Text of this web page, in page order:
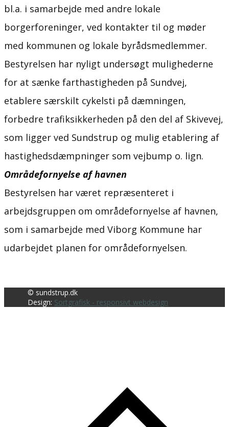
bl.a. i samarbejde med andre lokale
borgerforeninger, ved kontakter til og møder
med kommunen og lokale byrådsmedlemmer.
Bestyrelsen har nyligt undersøgt mulighederne
for at sænke farthastigheden på Sundvej,
etablere særskilt cykelsti på dæmningen,
forbedre trafiksikkerheden på den del af Skivevej,
som ligger ved Sundstrup og mulig etablering af
hastighedsdæmpninger som vejbump o. lign.
Områdefornyelse af havnen
Bestyrelsen har været repræsenteret i
arbejdsgruppen om områdefornyelse af havnen,
som i samarbejde med Viborg Kommune har
udarbejdet planen for områdefornyelsen.
© sundstrup.dk
Design: Sortgrafisk - responsivt webdesign